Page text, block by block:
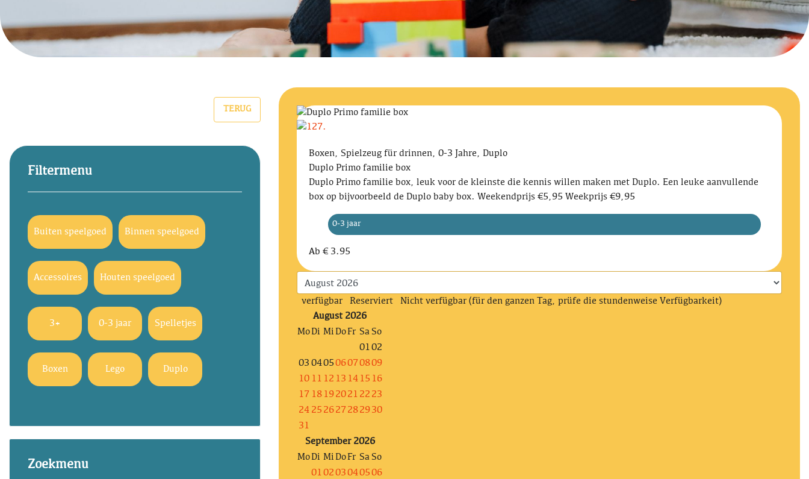
TERUG
Filtermenu
Buiten speelgoed Binnen speelgoed
Accessoires Houten speelgoed
3+ 0-3 jaar Spelletjes
Boxen Lego Duplo
Zoekmenu
Boxen, Spielzeug für drinnen, 0-3 Jahre, Duplo
Duplo Primo familie box
Duplo Primo familie box, leuk voor de kleinste die kennis willen maken met Duplo. Een leuke aanvullende
box op bijvoorbeeld de Duplo baby box. Weekendprijs €5,95 Weekprijs €9,95
0-3 jaar
Ab € 3.95
verfügbar Reserviert
Nicht verfügbar (für den ganzen Tag, prüfe die stundenweise Verfügbarkeit)
August 2026
MoDi Mi DoFr Sa So
0102
03 040506070809
10 11 12 13 14 15 16
17 18 192021 22 23
24 25 2627 282930
31
September 2026
MoDi Mi DoFr Sa So
010203040506